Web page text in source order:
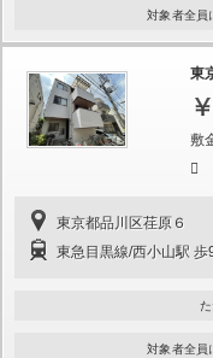
対象者全員
東
敷
東京都品川区荏原６
東急目黒線/西小山駅 歩
対象者全員